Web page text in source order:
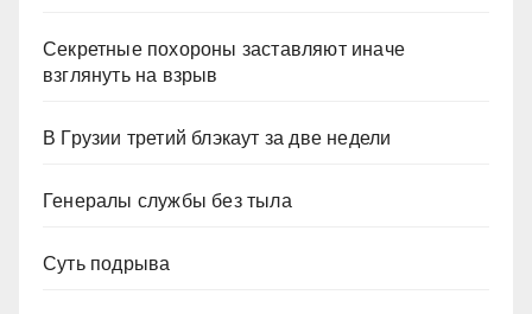
Секретные похороны заставляют иначе
взглянуть на взрыв
В Грузии третий блэкаут за две недели
Генералы службы без тыла
Суть подрыва